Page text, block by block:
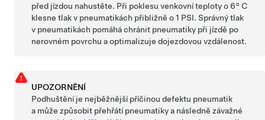
před jízdou nahustěte. Při poklesu venkovní teploty o 6° C
klesne tlak v pneumatikách přibližně o 1 PSI. Správný tlak
v pneumatikách pomáhá chránit pneumatiky při jízdě po
nerovném povrchu a optimalizuje dojezdovou vzdálenost.
UPOZORNĚNÍ
Podhuštění je nejběžnější příčinou defektu pneumatik
a může způsobit přehřátí pneumatiky a následně závažné